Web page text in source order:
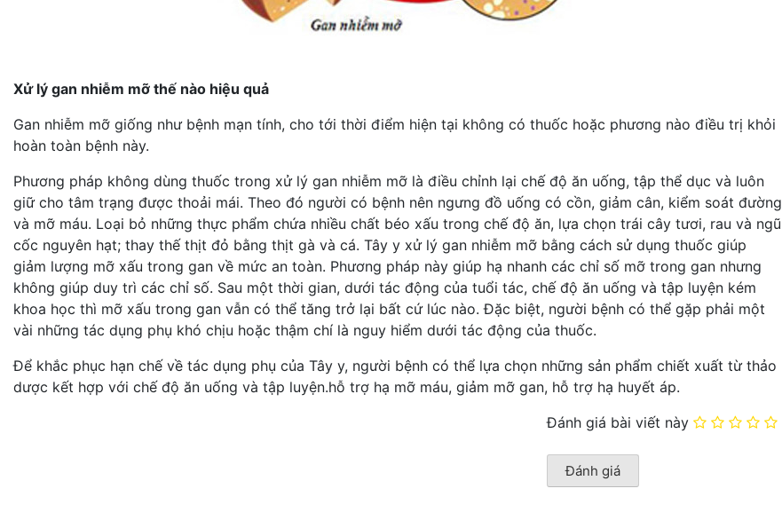
Xử lý gan nhiễm mỡ thế nào hiệu quả
Gan nhiễm mỡ giống như bệnh mạn tính, cho tới thời điểm hiện tại không có thuốc hoặc phương nào điều trị khỏi
hoàn toàn bệnh này.
Phương pháp không dùng thuốc trong xử lý gan nhiễm mỡ là điều chỉnh lại chế độ ăn uống, tập thể dục và luôn
giữ cho tâm trạng được thoải mái. Theo đó người có bệnh nên ngưng đồ uống có cồn, giảm cân, kiểm soát đường
và mỡ máu. Loại bỏ những thực phẩm chứa nhiều chất béo xấu trong chế độ ăn, lựa chọn trái cây tươi, rau và ngũ
cốc nguyên hạt; thay thế thịt đỏ bằng thịt gà và cá. Tây y xử lý gan nhiễm mỡ bằng cách sử dụng thuốc giúp
giảm lượng mỡ xấu trong gan về mức an toàn. Phương pháp này giúp hạ nhanh các chỉ số mỡ trong gan nhưng
không giúp duy trì các chỉ số. Sau một thời gian, dưới tác động của tuổi tác, chế độ ăn uống và tập luyện kém
khoa học thì mỡ xấu trong gan vẫn có thể tăng trở lại bất cứ lúc nào. Đặc biệt, người bệnh có thể gặp phải một
vài những tác dụng phụ khó chịu hoặc thậm chí là nguy hiểm dưới tác động của thuốc.
Để khắc phục hạn chế về tác dụng phụ của Tây y, người bệnh có thể lựa chọn những sản phẩm chiết xuất từ thảo
dược kết hợp với chế độ ăn uống và tập luyện.hỗ trợ hạ mỡ máu, giảm mỡ gan, hỗ trợ hạ huyết áp.
Đánh giá bài viết này